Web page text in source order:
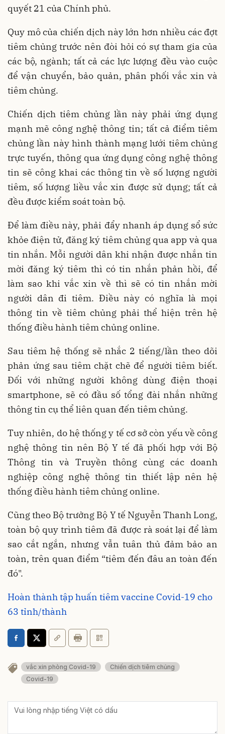
quyết 21 của Chính phủ.
Quy mô của chiến dịch này lớn hơn nhiều các đợt
tiêm chủng trước nên đòi hỏi có sự tham gia của
các bộ, ngành; tất cả các lực lượng đều vào cuộc
để vận chuyển, bảo quản, phân phối vắc xin và
tiêm chủng.
Chiến dịch tiêm chủng lần này phải ứng dụng
mạnh mẽ công nghệ thông tin; tất cả điểm tiêm
chủng lần này hình thành mạng lưới tiêm chủng
trực tuyến, thông qua ứng dụng công nghệ thông
tin sẽ công khai các thông tin về số lượng người
tiêm, số lượng liều vắc xin được sử dụng; tất cả
đều được kiểm soát toàn bộ.
Để làm điều này, phải đẩy nhanh áp dụng sổ sức
khỏe điện tử, đăng ký tiêm chủng qua app và qua
tin nhắn. Mỗi người dân khi nhận được nhắn tin
mời đăng ký tiêm thì có tin nhắn phản hồi, để
làm sao khi vắc xin về thì sẽ có tin nhắn mời
người dân đi tiêm. Điều này có nghĩa là mọi
thông tin về tiêm chủng phải thể hiện trên hệ
thống điều hành tiêm chủng online.
Sau tiêm hệ thống sẽ nhắc 2 tiếng/lần theo dõi
phản ứng sau tiêm chặt chẽ để người tiêm biết.
Đối với những người không dùng điện thoại
smartphone, sẽ có đầu số tổng đài nhắn những
thông tin cụ thể liên quan đến tiêm chủng.
Tuy nhiên, do hệ thống y tế cơ sở còn yếu về công
nghệ thông tin nên Bộ Y tế đã phối hợp với Bộ
Thông tin và Truyền thông cùng các doanh
nghiệp công nghệ thông tin thiết lập nên hệ
thống điều hành tiêm chủng online.
Cũng theo Bộ trưởng Bộ Y tế Nguyễn Thanh Long,
toàn bộ quy trình tiêm đã được rà soát lại để làm
sao cắt ngắn, nhưng vẫn tuân thủ đảm bảo an
toàn, trên quan điểm “tiêm đến đâu an toàn đến
đó".
Hoàn thành tập huấn tiêm vaccine Covid-19 cho
63 tỉnh/thành
vắc xin phòng Covid-19
Chiến dịch tiêm chủng
Covid-19